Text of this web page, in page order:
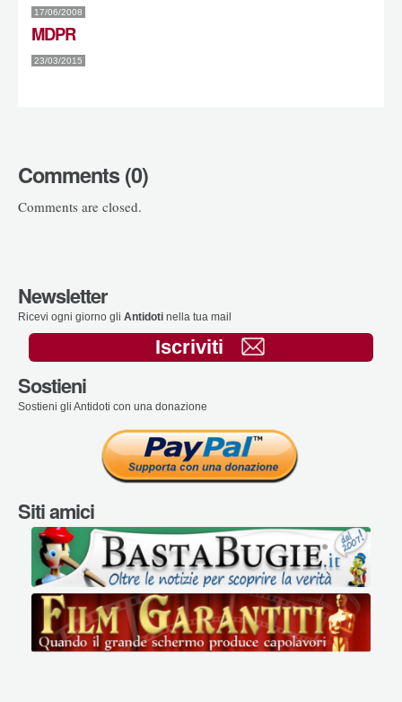
17/06/2008
MDPR
23/03/2015
Comments (0)
Comments are closed.
Newsletter
Ricevi ogni giorno gli Antidoti nella tua mail
Iscriviti
Sostieni
Sostieni gli Antidoti con una donazione
Siti amici